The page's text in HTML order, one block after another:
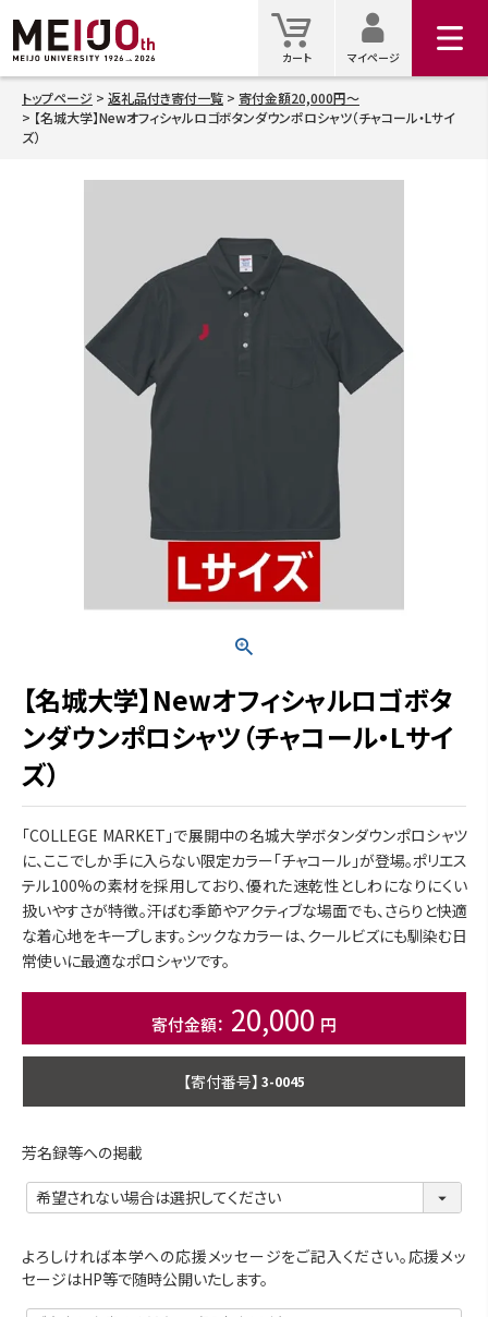
カート
カート
マイ
マイページ
トップページ 返礼品付き寄付一覧
寄付金額20,000円～
【名城大学】Newオフィシャルロゴボタンダウンポロシャツ（チャコール・Lサイ
ズ）
検索
【名城大学】Newオフィシャルロゴボタ
ンダウンポロシャツ（チャコール・Lサイ
ズ）
「COLLEGE MARKET」で展開中の名城大学ボタンダウンポロシャツ
に、ここでしか手に入らない限定カラー「チャコール」が登場。ポリエス
テル100%の素材を採用しており、優れた速乾性としわになりにくい
扱いやすさが特徴。汗ばむ季節やアクティブな場面でも、さらりと快適
な着心地をキープします。シックなカラーは、クールビズにも馴染む日
常使いに最適なポロシャツです。
20,000
商品番号 3-0045
芳名録等への掲載
よろしければ本学への応援メッセージをご記入ください。応援メッ
セージはHP等で随時公開いたします。